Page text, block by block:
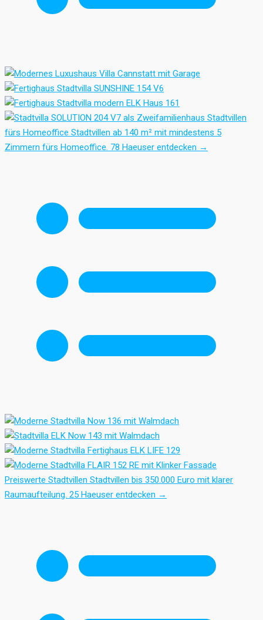
Stadtvillen
fürs Homeoffice Stadtvillen ab 140 m² mit mindestens 5
Zimmern fürs Homeoffice. 78 Haeuser entdecken →
Preiswerte Stadtvillen Stadtvillen bis 350.000 Euro mit klarer
Raumaufteilung. 25 Haeuser entdecken →